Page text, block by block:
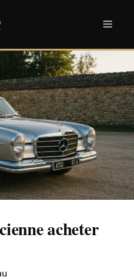
acheter